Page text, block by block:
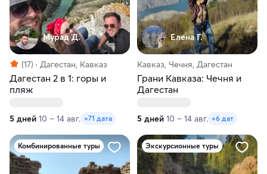
Мурад Д.
(17) Дагестан, Кавказ
Дагестан 2 в 1: горы и
пляж
5 дней 10 – 14 авг. +71 дата
Елена Г.
Кавказ, Чечня, Дагестан
Грани Кавказа: Чечня и
Дагестан
5 дней 10 – 14 авг. +6 дат
Комбинированные туры Экскурсионные туры